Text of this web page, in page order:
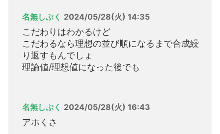
名無しぷく 2024/05/28(火) 14:35
こだわりはわかるけど
こだわるなら理想の並び順になるまで合成繰
り返すもんでしょ
理論値/理想値になった後でも
名無しぷく 2024/05/28(火) 16:43
アホくさ